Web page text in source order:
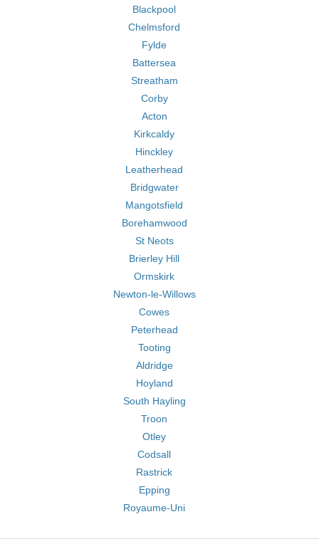
Blackpool
Chelmsford
Fylde
Battersea
Streatham
Corby
Acton
Kirkcaldy
Hinckley
Leatherhead
Bridgwater
Mangotsfield
Borehamwood
St Neots
Brierley Hill
Ormskirk
Newton-le-Willows
Cowes
Peterhead
Tooting
Aldridge
Hoyland
South Hayling
Troon
Otley
Codsall
Rastrick
Epping
Royaume-Uni